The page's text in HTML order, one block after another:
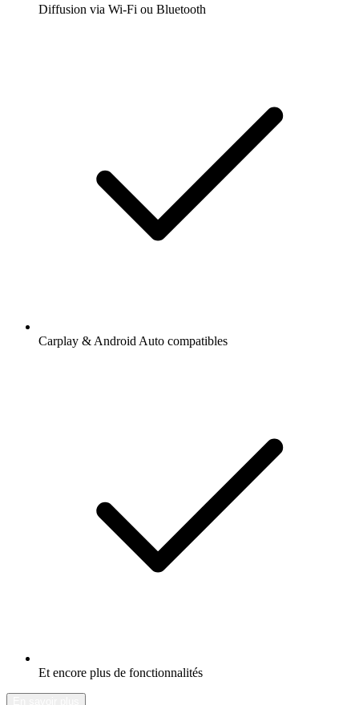
Diffusion via Wi-Fi ou Bluetooth
Carplay & Android Auto compatibles
Et encore plus de fonctionnalités